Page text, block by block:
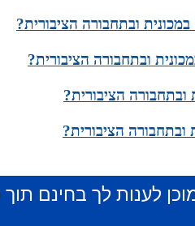
ובתחבורה הציבורית?
ובתחבורה הציבורית?
הציבורית?
ובתחבורה הציבורית?
לענות לך בחינם